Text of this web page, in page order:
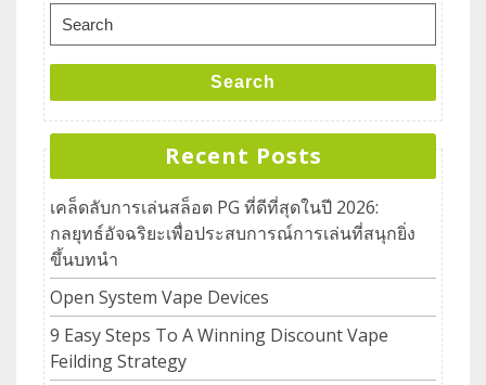
Search
Recent Posts
เคล็ดลับการเล่นสล็อต PG ที่ดีที่สุดในปี 2026:
กลยุทธ์อัจฉริยะเพื่อประสบการณ์การเล่นที่สนุกยิ่ง
ขึ้นบทนำ
Open System Vape Devices
9 Easy Steps To A Winning Discount Vape
Feilding Strategy